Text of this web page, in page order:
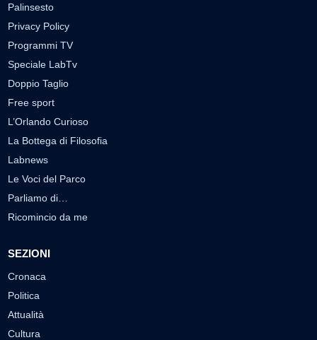
Palinsesto
Privacy Policy
Programmi TV
Speciale LabTv
Doppio Taglio
Free sport
L’Orlando Curioso
La Bottega di Filosofia
Labnews
Le Voci del Parco
Parliamo di…
Ricomincio da me
SEZIONI
Cronaca
Politica
Attualità
Cultura